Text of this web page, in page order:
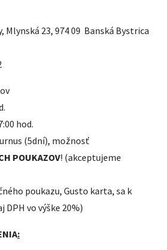
Mlynská 23, 974 09 Banská Bystrica
hod.
(5dní), možnosť
POUKAZOV! (akceptujeme
poukazu, Gusto karta, sa k
DPH vo výške 20%)
: